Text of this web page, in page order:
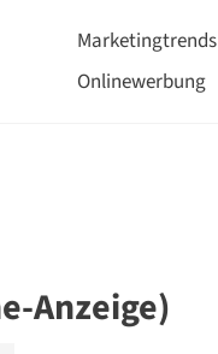
Marketingtrends
Onlinewerbung
Anzeige)